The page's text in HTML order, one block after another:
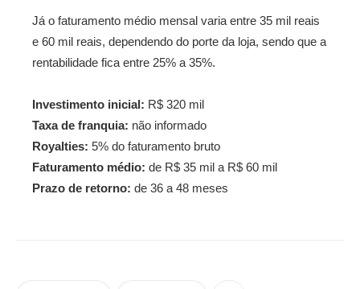
Já o faturamento médio mensal varia entre 35 mil reais
e 60 mil reais, dependendo do porte da loja, sendo que a
rentabilidade fica entre 25% a 35%.
Investimento inicial: R$ 320 mil
Taxa de franquia: não informado
Royalties: 5% do faturamento bruto
Faturamento médio: de R$ 35 mil a R$ 60 mil
Prazo de retorno: de 36 a 48 meses